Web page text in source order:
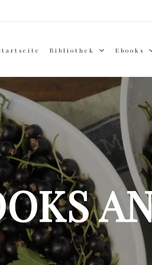
Bibliothek Ebooks